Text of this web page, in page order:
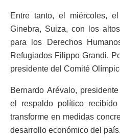
Entre tanto, el miércoles,
Ginebra, Suiza, con los
para los Derechos
Refugiados Filippo Grandi.
presidente del Comité
Bernardo Arévalo,
el respaldo político
transforme en medidas
desarrollo económico del país.